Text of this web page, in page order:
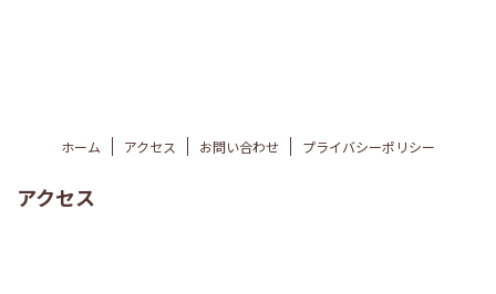
ホーム アクセス お問い合わせ プライバシーポリシー
アクセス